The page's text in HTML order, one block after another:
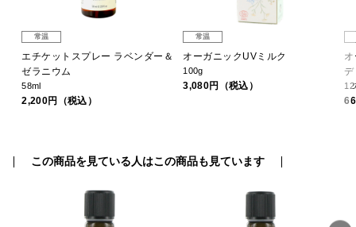
常温
エチケットスプレー ラベンダー＆
ゼラニウム
58ml
2,200円（税込）
常温
オーガニックUVミルク
100g
3,080円（税込）
この商品を見ている人はこの商品も見ています